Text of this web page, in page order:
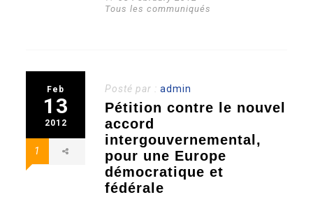
Tous les communiqués
Feb
13
2012
1
Posté par :admin
Pétition contre le nouvel
accord
intergouvernemental,
pour une Europe
démocratique et
fédérale